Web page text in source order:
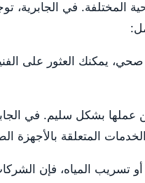
المختلفة. في
العثور على
عملها بشكل سليم. في
المتعلقة بالأجهزة
تسريب المياه، فإن